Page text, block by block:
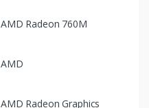
AMD Radeon 760M
AMD
AMD Radeon Graphics